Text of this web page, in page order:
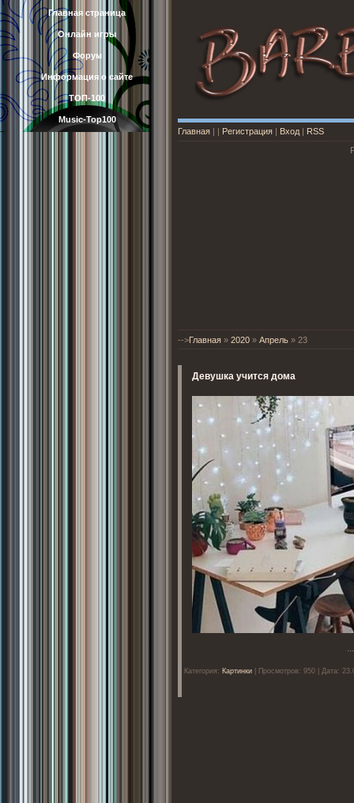
Главная страница
Онлайн игры
Форум
Информация о сайте
ТОП-100
Music-Top100
Главная
Регистрация Вход
RSS
-->Главная » 2020 » Апрель » 23
Девушка учится дома
Категория: Картинки | Просмотров: 950 | Дата: